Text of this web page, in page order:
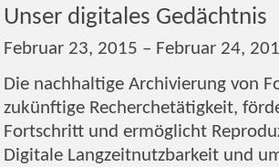
Unser digitales Gedächtnis
Februar 23, 2015 – Februar 24,
Die nachhaltige Archivierung von
zukünftige Recherchetätigkeit,
Fortschritt und ermöglicht
Digitale Langzeitnutzbarkeit und